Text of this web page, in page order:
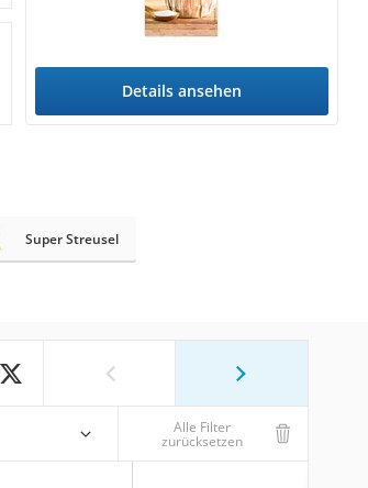
Details ansehen
Super Streusel
Alle Filter
zurücksetzen